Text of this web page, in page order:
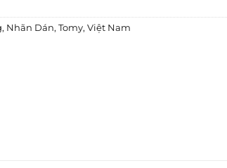
, Nhãn Dán, Tomy, Việt Nam